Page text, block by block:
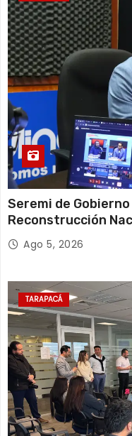
Seremi de
Reconstrucción
y el empleo en
Ago 5, 2026
TARAPACÁ